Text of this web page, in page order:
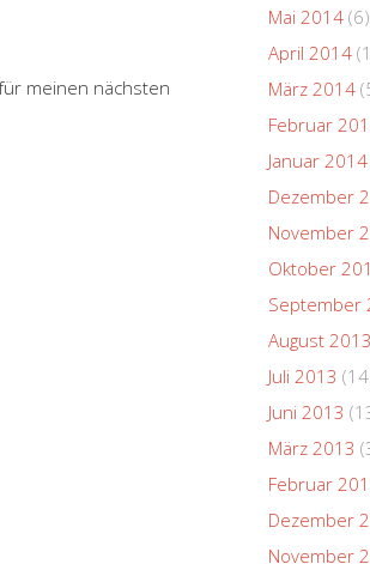
meinen nächsten
Mai 2014 (6)
April 2014
März 2014
Februar
Januar 2014
Dezember
November
Oktober
September
August 2013
Juli 2013
Juni 2013
März 2013
Februar
Dezember
November